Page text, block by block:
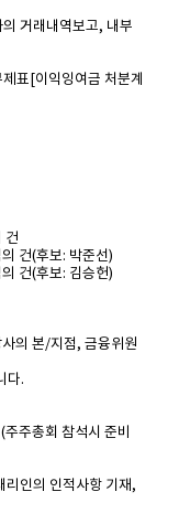
거래내역보고, 내부
표[이익잉여금 처분계
건
건(후보: 박준선)
건(후보: 김승헌)
의 본/지점, 금융위원
다.
주총회 참석시 준비
리인의 인적사항 기재,